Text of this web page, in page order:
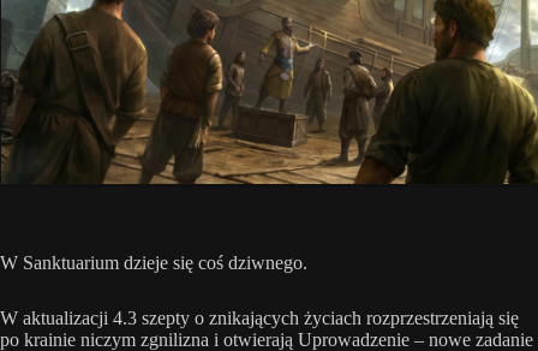
W Sanktuarium dzieje się coś dziwnego.
W aktualizacji 4.3 szepty o znikających życiach rozprzestrzeniają się
po krainie niczym zgnilizna i otwierają Uprowadzenie – nowe zadanie